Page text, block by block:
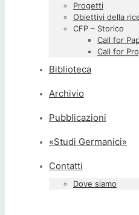
Progetti
Obiettivi della
CFP – Storico
Call for
Call for
Biblioteca
Archivio
Pubblicazioni
«Studi Germanici»
Contatti
Dove siamo